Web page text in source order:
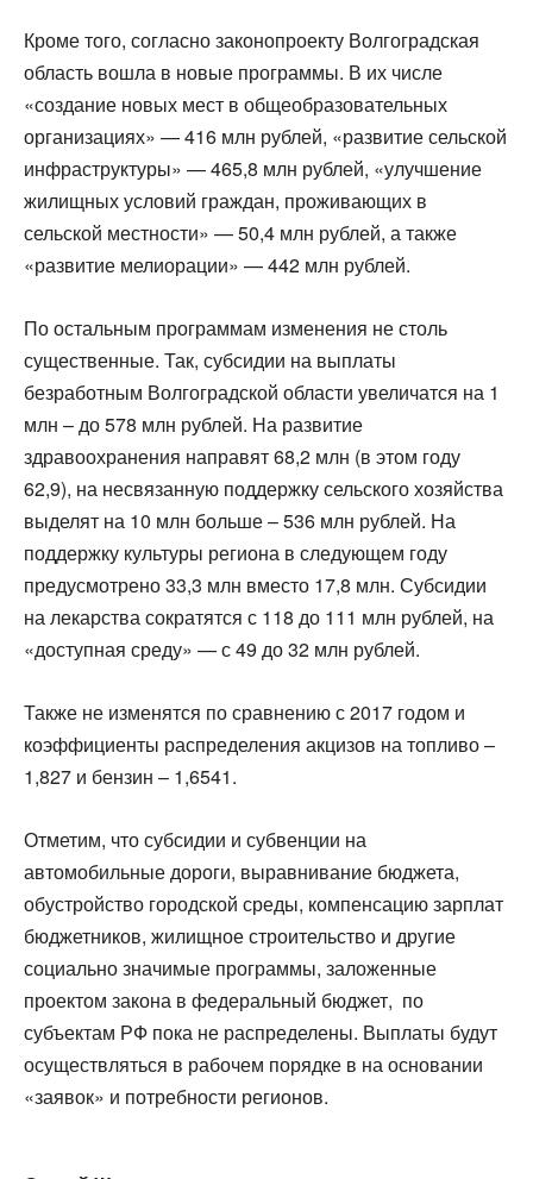
Кроме того, согласно законопроекту Волгоградская
область вошла в новые программы. В их числе
«создание новых мест в общеобразовательных
организациях» — 416 млн рублей, «развитие сельской
инфраструктуры» — 465,8 млн рублей, «улучшение
жилищных условий граждан, проживающих в
сельской местности» — 50,4 млн рублей, а также
«развитие мелиорации» — 442 млн рублей.
По остальным программам изменения не столь
существенные. Так, субсидии на выплаты
безработным Волгоградской области увеличатся на 1
млн – до 578 млн рублей. На развитие
здравоохранения направят 68,2 млн (в этом году
62,9), на несвязанную поддержку сельского хозяйства
выделят на 10 млн больше – 536 млн рублей. На
поддержку культуры региона в следующем году
предусмотрено 33,3 млн вместо 17,8 млн. Субсидии
на лекарства сократятся с 118 до 111 млн рублей, на
«доступная среду» — с 49 до 32 млн рублей.
Также не изменятся по сравнению с 2017 годом и
коэффициенты распределения акцизов на топливо –
1,827 и бензин – 1,6541.
Отметим, что субсидии и субвенции на
автомобильные дороги, выравнивание бюджета,
обустройство городской среды, компенсацию зарплат
бюджетников, жилищное строительство и другие
социально значимые программы, заложенные
проектом закона в федеральный бюджет, по
субъектам РФ пока не распределены. Выплаты будут
осуществляться в рабочем порядке в на основании
«заявок» и потребности регионов.